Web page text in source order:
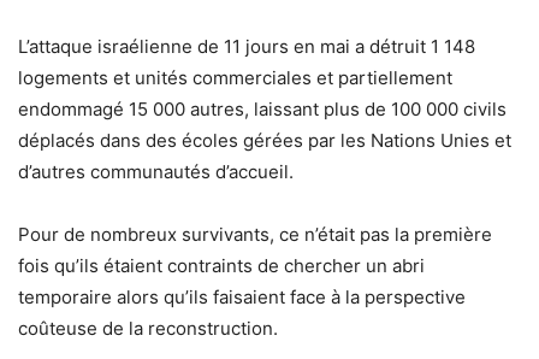
L’attaque israélienne de 11 jours en mai a détruit 1 148
logements et unités commerciales et partiellement
endommagé 15 000 autres, laissant plus de 100 000 civils
déplacés dans des écoles gérées par les Nations Unies et
d’autres communautés d’accueil.
Pour de nombreux survivants, ce n’était pas la première
fois qu’ils étaient contraints de chercher un abri
temporaire alors qu’ils faisaient face à la perspective
coûteuse de la reconstruction.